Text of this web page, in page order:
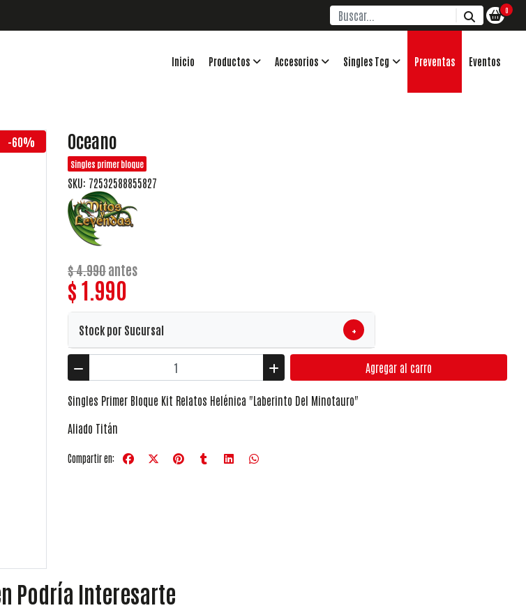
0
Inicio Productos Accesorios Singles Tcg Preventas Eventos
-60% Oceano
Singles primer bloque
SKU: 72532588855827
$ 4.990antes
$ 1.990
Stock por Sucursal +
Agregar al carro
Singles Primer Bloque Kit Relatos Helénica "Laberinto Del Minotauro"
Aliado Titán
Compartir en:
Podría Interesarte